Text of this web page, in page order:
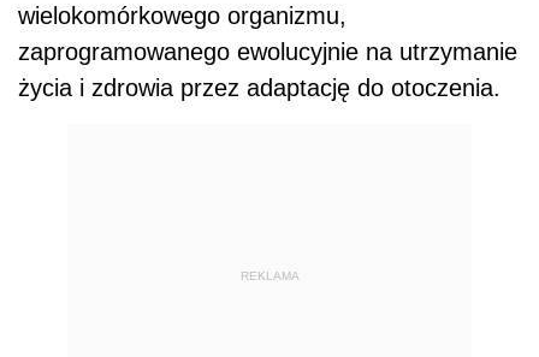
wielokomórkowego organizmu,
zaprogramowanego ewolucyjnie na utrzymanie
życia i zdrowia przez adaptację do otoczenia.
REKLAMA